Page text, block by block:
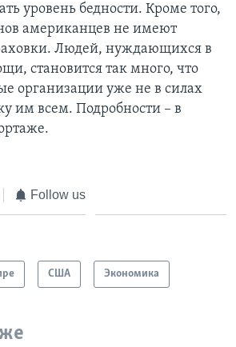
уровень бедности. Кроме того,
американцев не имеют
Людей, нуждающихся в
становится так много, что
организации уже не в силах
им всем. Подробности – в
Follow us
США Экономика